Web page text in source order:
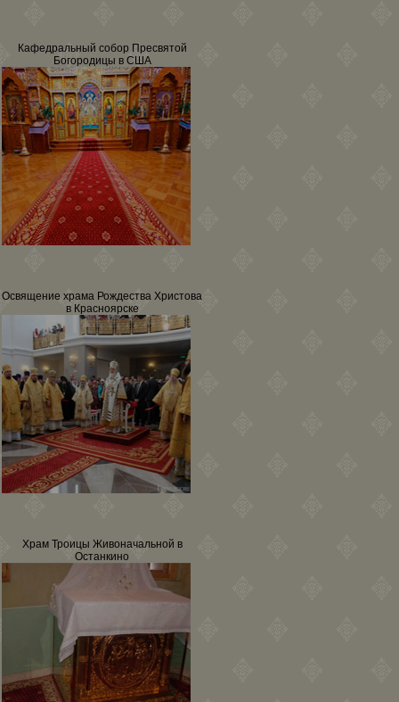
Кафедральный собор Пресвятой
Богородицы в США
Освящение храма Рождества Христова
в Красноярске
Храм Троицы Живоначальной в
Останкино